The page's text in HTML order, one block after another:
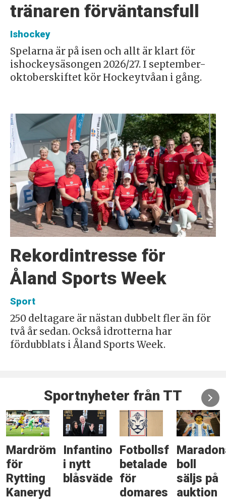
tränaren förväntansfull
Ishockey
Spelarna är på isen och allt är klart för
ishockeysäsongen 2026/27. I september-
oktoberskiftet kör Hockeytvåan i gång.
Rekordintresse för
Åland Sports Week
Sport
250 deltagare är nästan dubbelt fler än för
två år sedan. Också idrotterna har
fördubblats i Åland Sports Week.
Sportnyheter från TT
Mardröm
för
Rytting
Kaneryd
Infantino
i nytt
blåsväder
Fotbollsförbund
betalade
för
domares
boll
säljs på
auktion